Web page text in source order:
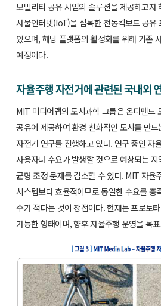
모빌리티 공유 사업의 솔루션을 제공하고자
사물인터넷(IoT)을 접목한 전동킥보드 공유
있으며, 해당 플랫폼의 활성화를 위해 기존
예정이다.
자율주행 자전거에 관련된 국내외
MIT 미디어랩의 도시과학 그룹은 온디멘드
공유에 제공하여 환경 친화적인 도시를 만
자전거 연구를 진행하고 있다. 연구 중인 자
사용자나 수요가 발생할 것으로 예상되는
균형 조정 문제를 감소할 수 있다. MIT 자율
시스템보다 효율적이므로 동일한 수요를 충
수가 적다는 것이 장점이다. 현재는 프로토
가능한 형태이며, 향후 자율주행 운영을 목